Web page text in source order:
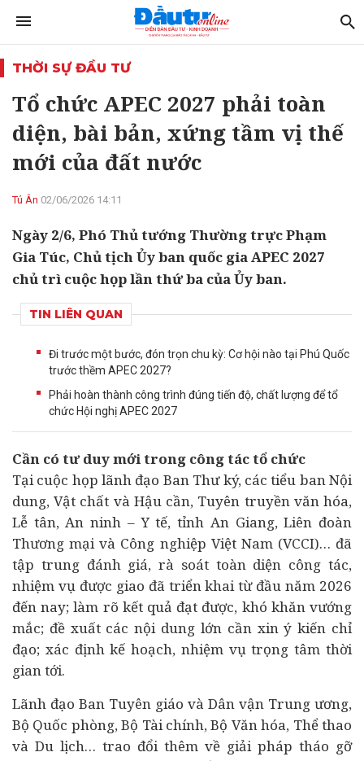
THỜI SỰ ĐẦU TƯ
Tổ chức APEC 2027 phải toàn
diện, bài bản, xứng tầm vị thế
mới của đất nước
Tú Ân 02/06/2026 14:11
Ngày 2/6, Phó Thủ tướng Thường trực Phạm
Gia Túc, Chủ tịch Ủy ban quốc gia APEC 2027
chủ trì cuộc họp lần thứ ba của Ủy ban.
TIN LIÊN QUAN
Đi trước một bước, đón trọn chu kỳ: Cơ hội nào tại Phú Quốc
trước thềm APEC 2027?
Phải hoàn thành công trình đúng tiến độ, chất lượng để tổ
chức Hội nghị APEC 2027
Cần có tư duy mới trong công tác tổ chức
Tại cuộc họp lãnh đạo Ban Thư ký, các tiểu ban Nội
dung, Vật chất và Hậu cần, Tuyên truyền văn hóa,
Lễ tân, An ninh –Y tế, tỉnh An Giang, Liên đoàn
Thương mại và Công nghiệp Việt Nam (VCCI)… đã
tập trung đánh giá, rà soát toàn diện công tác,
nhiệm vụ được giao đã triển khai từ đầu năm 2026
đến nay; làm rõ kết quả đạt được, khó khăn vướng
mắc; đề xuất các nội dung lớn cần xin ý kiến chỉ
đạo; xác định kế hoạch, nhiệm vụ trọng tâm thời
gian tới.
Lãnh đạo Ban Tuyên giáo và Dân vận Trung ương,
Bộ Quốc phòng, Bộ Tài chính, Bộ Văn hóa, Thể thao
và Du lịch… trao đổi thêm về giải pháp tháo gỡ